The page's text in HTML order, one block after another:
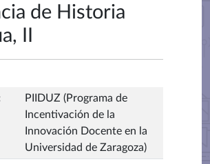
de Historia
II
PIIDUZ (Programa de
Incentivación de la
Innovación Docente en la
Universidad de Zaragoza)